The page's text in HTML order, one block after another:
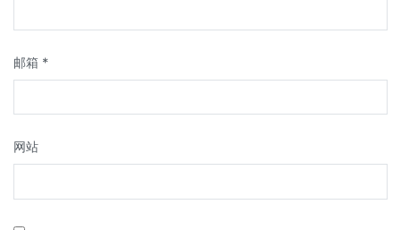
邮箱 *
网站